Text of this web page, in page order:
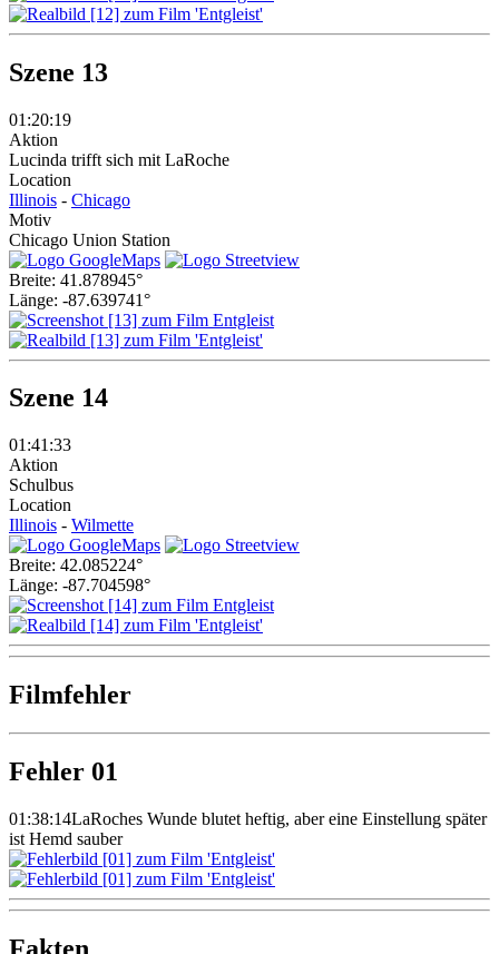
Szene 13
01:20:19
Aktion
Lucinda trifft sich mit LaRoche
Location
Illinois - Chicago
Motiv
Chicago Union Station
Breite: 41.878945°
Länge: -87.639741°
Szene 14
01:41:33
Aktion
Schulbus
Location
Illinois - Wilmette
Breite: 42.085224°
Länge: -87.704598°
Filmfehler
Fehler 01
01:38:14LaRoches Wunde blutet heftig, aber eine Einstellung später
ist Hemd sauber